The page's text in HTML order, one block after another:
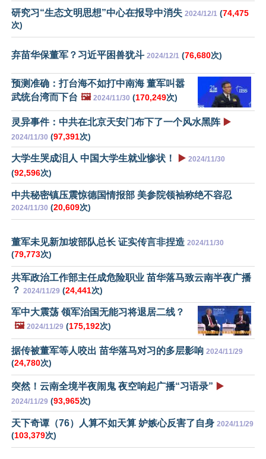
研究习“生态文明思想”中心在报导中消失 2024/12/1 (74,475
次)
弃苗华保董军？习近平困兽犹斗 2024/12/1 (76,680次)
预测准确：打台海不如打中南海 董军叫嚣
武统台湾而下台 🖼️ 2024/11/30 (170,249次)
灵异事件：中共在北京天安门布下了一个风水黑阵 ▶️
2024/11/30 (97,391次)
大学生哭成泪人 中国大学生就业惨状！ ▶️ 2024/11/30
(92,596次)
中共秘密镇压震惊德国情报部 美参院领袖称绝不容忍
2024/11/30 (20,609次)
董军未见新加坡部队总长 证实传言非捏造 2024/11/30
(79,773次)
共军政治工作部主任成危险职业 苗华落马致云南半夜广播
？ 2024/11/29 (24,441次)
军中大震荡 领军治国无能习将退居二线？
🖼️ 2024/11/29 (175,192次)
据传被董军等人咬出 苗华落马对习的多层影响 2024/11/29
(24,780次)
突然！云南全境半夜闹鬼 夜空响起广播“习语录” ▶️
2024/11/29 (93,965次)
天下奇谭（76）人算不如天算 妒嫉心反害了自身 2024/11/29
(103,379次)